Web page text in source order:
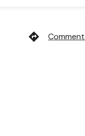
directions